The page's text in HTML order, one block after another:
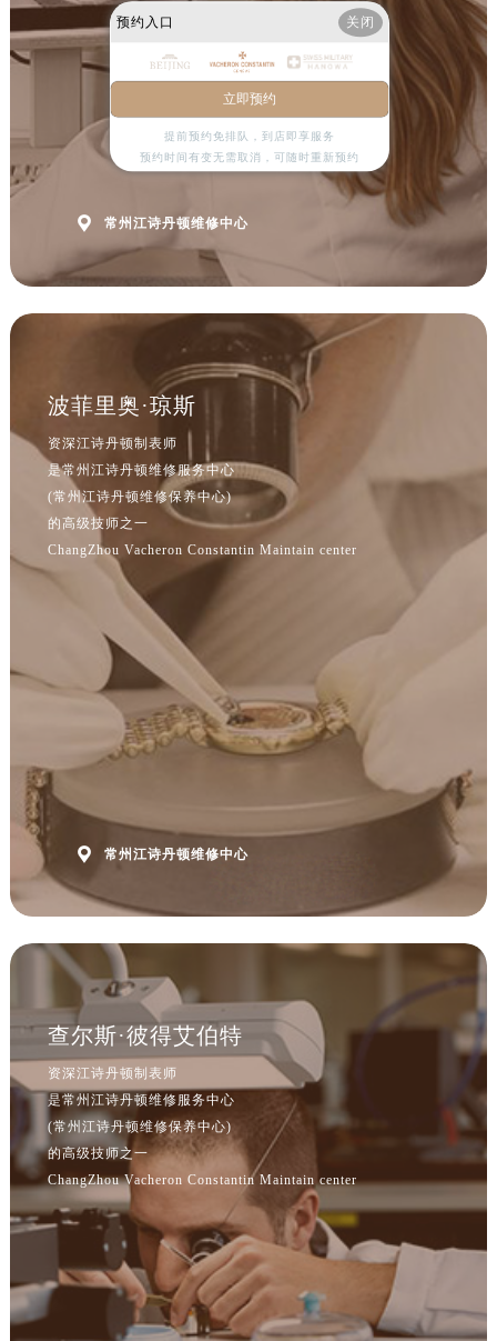
 常州江诗丹顿维修中心
波菲里奥·琼斯
资深江诗丹顿制表师
是常州江诗丹顿维修服务中心
(常州江诗丹顿维修保养中心)
的高级技师之一
ChangZhou Vacheron Constantin Maintain center
 常州江诗丹顿维修中心
查尔斯·彼得艾伯特
资深江诗丹顿制表师
是常州江诗丹顿维修服务中心
(常州江诗丹顿维修保养中心)
的高级技师之一
ChangZhou Vacheron Constantin Maintain center
预约入口 关闭
立即预约
提前预约免排队，到店即享服务
预约时间有变无需取消，可随时重新预约